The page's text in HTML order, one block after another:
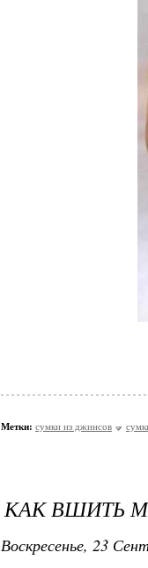
Метки: сумки из джинсов
КАК ВШИТЬ
Воскресенье, 23